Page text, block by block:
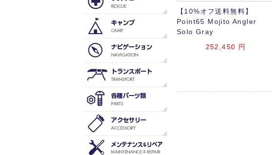
【10%オフ送料無料】
Point65 Mojito Angler
Solo Gray
252,450 円